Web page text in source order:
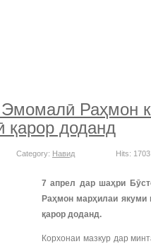
Раҳмон
қарор доданд
Category: Навид Hits: 1703
7 апрел дар шаҳри
Раҳмон марҳилаи якуми
қарор доданд.
Корхонаи мазкур дар